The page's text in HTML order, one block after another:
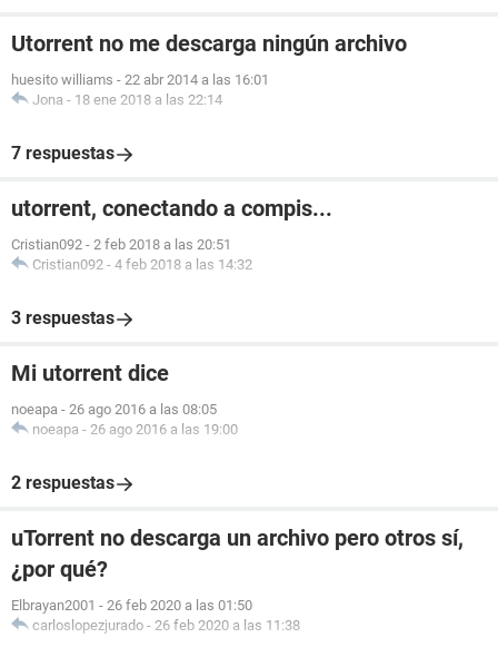
Utorrent no me descarga ningún archivo
huesito williams - 22 abr 2014 a las 16:01
Jona - 18 ene 2018 a las 22:14
7 respuestas
utorrent, conectando a compis...
Cristian092 - 2 feb 2018 a las 20:51
Cristian092 - 4 feb 2018 a las 14:32
3 respuestas
Mi utorrent dice
noeapa - 26 ago 2016 a las 08:05
noeapa - 26 ago 2016 a las 19:00
2 respuestas
uTorrent no descarga un archivo pero otros sí,
¿por qué?
Elbrayan2001 - 26 feb 2020 a las 01:50
carloslopezjurado - 26 feb 2020 a las 11:38